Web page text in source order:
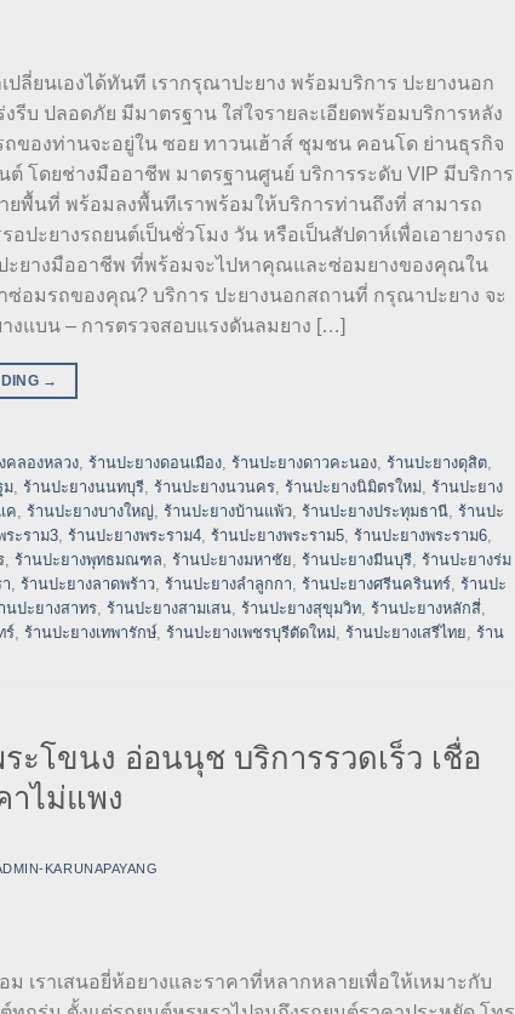
ลี่ยนเองได้ทันที เรากรุณาปะยาง พร้อมบริการ ปะยางนอก
รีบ ปลอดภัย มีมาตรฐาน ใส่ใจรายละเอียดพร้อมบริการหลัง
ของท่านจะอยู่ใน ซอย ทาวนเฮ้าส์ ชุมชน คอนโด ย่านธุรกิจ
โดยช่างมืออาชีพ มาตรฐานศูนย์ บริการระดับ VIP มีบริการ
พื้นที่ พร้อมลงพื้นทีเราพร้อมให้บริการท่านถึงที่ สามารถ
ปะยางรถยนต์เป็นชั่วโมง วัน หรือเป็นสัปดาห์เพื่อเอายางรถ
ปะยางมืออาชีพ ที่พร้อมจะไปหาคุณและซ่อมยางของคุณใน
อมรถของคุณ? บริการ ปะยางนอกสถานที่ กรุณาปะยาง จะ
งแบน – การตรวจสอบแรงดันลมยาง […]
→
คลองหลวง, ร้านปะยางดอนเมือง, ร้านปะยางดาวคะนอง, ร้านปะยางดุสิต,
ม, ร้านปะยางนนทบุรี, ร้านปะยางนวนคร, ร้านปะยางนิมิตรใหม่, ร้านปะยาง
ค, ร้านปะยางบางใหญ่, ร้านปะยางบ้านแพ้ว, ร้านปะยางประทุมธานี, ร้านปะ
ระราม3, ร้านปะยางพระราม4, ร้านปะยางพระราม5, ร้านปะยางพระราม6,
, ร้านปะยางพุทธมณฑล, ร้านปะยางมหาชัย, ร้านปะยางมีนบุรี, ร้านปะยางร่ม
, ร้านปะยางลาดพร้าว, ร้านปะยางลำลูกกา, ร้านปะยางศรีนครินทร์, ร้านปะ
นปะยางสาทร, ร้านปะยางสามเสน, ร้านปะยางสุขุมวิท, ร้านปะยางหลักสี่,
ร์, ร้านปะยางเทพารักษ์, ร้านปะยางเพชรบุรีตัดใหม่, ร้านปะยางเสรีไทย, ร้าน
โขนง อ่อนนุช บริการรวดเร็ว เชื่อ
าไม่แพง
KARUNAPAYANG
เราเสนอยี่ห้อยางและราคาที่หลากหลายเพื่อให้เหมาะกับ